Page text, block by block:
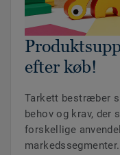
efter køb!
Tarkett bestræber
behov og krav, der
forskellige
markedssegmenter.